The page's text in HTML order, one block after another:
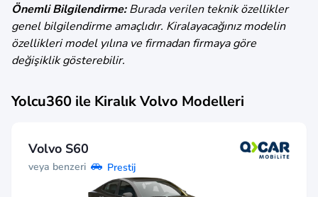
Önemli Bilgilendirme:Burada verilen teknik özellikler
genel bilgilendirme amaçlıdır. Kiralayacağınız modelin
özellikleri model yılına ve firmadan firmaya göre
değişiklik gösterebilir.
Yolcu360 ile KiralıkVolvo Modelleri
Volvo S60
veya benzeri Prestij